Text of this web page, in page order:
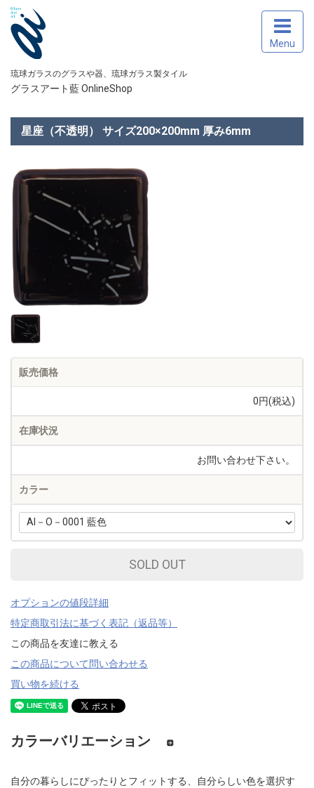
琉球ガラスのグラスや器、琉球ガラス製タイル
グラスアート藍 OnlineShop
Menu
星座（不透明） サイズ200×200mm 厚み6mm
販売価格
0円(税込)
在庫状況
お問い合わせ下さい。
カラー
SOLD OUT
オプションの値段詳細
特定商取引法に基づく表記（返品等）
この商品を友達に教える
この商品について問い合わせる
買い物を続ける
カラーバリエーション
自分の暮らしにぴったりとフィットする、自分らしい色を選択す